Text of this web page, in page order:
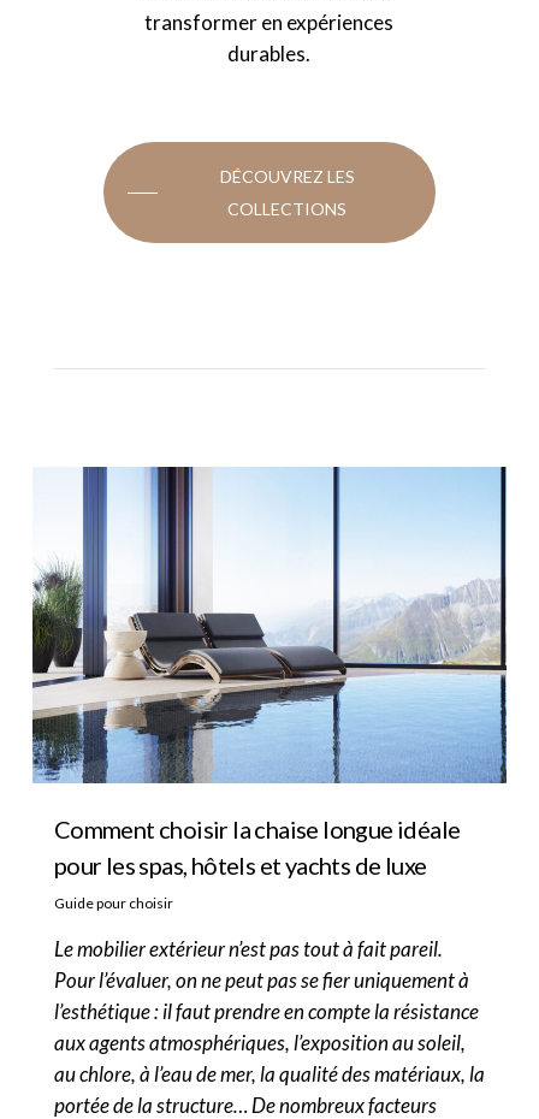
transformer en expériences
durables.
DÉCOUVREZ LES
COLLECTIONS
Comment choisir la chaise longue idéale
pour les spas, hôtels et yachts de luxe
Guide pour choisir
Le mobilier extérieur n’est pas tout à fait pareil.
Pour l’évaluer, on ne peut pas se fier uniquement à
l’esthétique : il faut prendre en compte la résistance
aux agents atmosphériques, l’exposition au soleil,
au chlore, à l’eau de mer, la qualité des matériaux, la
portée de la structure… De nombreux facteurs